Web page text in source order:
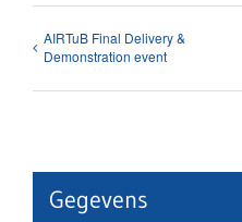
AIRTuB Final Delivery &
Demonstration event
Gegevens